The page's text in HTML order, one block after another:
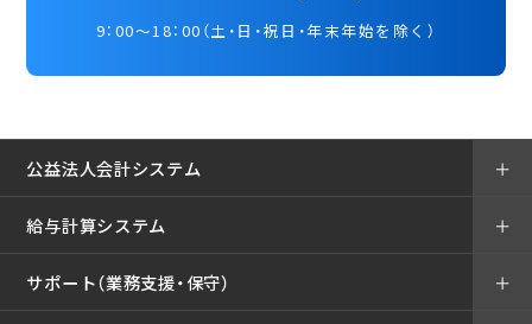
9：00～18：00（土・日・祝日・年末年始を除く）
公益法人会計システム ＋
給与計算システム ＋
サポート（業務支援・保守） ＋